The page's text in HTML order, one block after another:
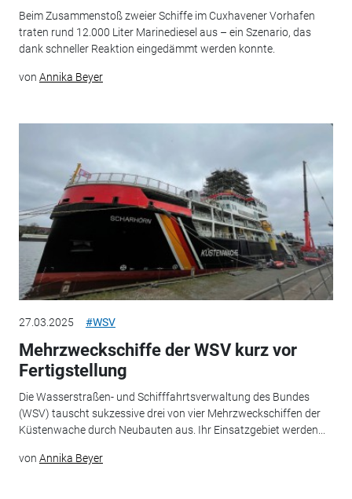
Beim Zusammenstoß zweier Schiffe im Cuxhavener Vorhafen
traten rund 12.000 Liter Marinediesel aus – ein Szenario, das
dank schneller Reaktion eingedämmt werden konnte.
von Annika Beyer
27.03.2025 #WSV
Mehrzweckschiffe der WSV kurz vor
Fertigstellung
Die Wasserstraßen- und Schifffahrtsverwaltung des Bundes
(WSV) tauscht sukzessive drei von vier Mehrzweckschiffen der
Küstenwache durch Neubauten aus. Ihr Einsatzgebiet werden...
von Annika Beyer